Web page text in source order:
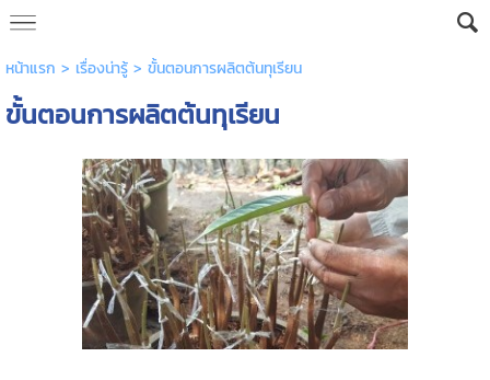
หน้าแรก > เรื่องน่ารู้> ขั้นตอนการผลิตต้นทุเรียน
ขั้นตอนการผลิตต้นทุเรียน